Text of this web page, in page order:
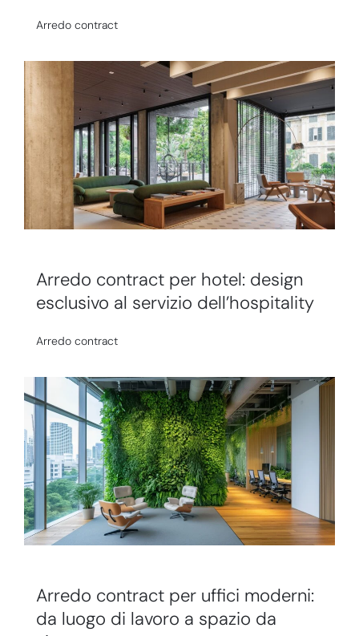
Arredo contract
Arredo contract per hotel: design
esclusivo al servizio dell’hospitality
Arredo contract
Arredo contract per uffici moderni:
da luogo di lavoro a spazio da